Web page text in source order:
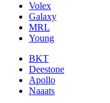
Volex
Galaxy
MRL
Young
BKT
Deestone
Apollo
Naaats